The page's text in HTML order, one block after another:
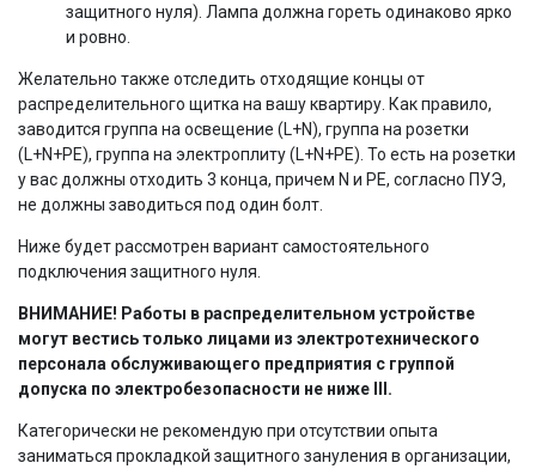
защитного нуля). Лампа должна гореть одинаково ярко
и ровно.
Желательно также отследить отходящие концы от
распределительного щитка на вашу квартиру. Как правило,
заводится группа на освещение (L+N), группа на розетки
(L+N+PE), группа на электроплиту (L+N+PE). То есть на розетки
у вас должны отходить 3 конца, причем N и PE, согласно ПУЭ,
не должны заводиться под один болт.
Ниже будет рассмотрен вариант самостоятельного
подключения защитного нуля.
ВНИМАНИЕ! Работы в распределительном устройстве
могут вестись только лицами из электротехнического
персонала обслуживающего предприятия с группой
допуска по электробезопасности не ниже III.
Категорически не рекомендую при отсутствии опыта
заниматься прокладкой защитного зануления в организации,